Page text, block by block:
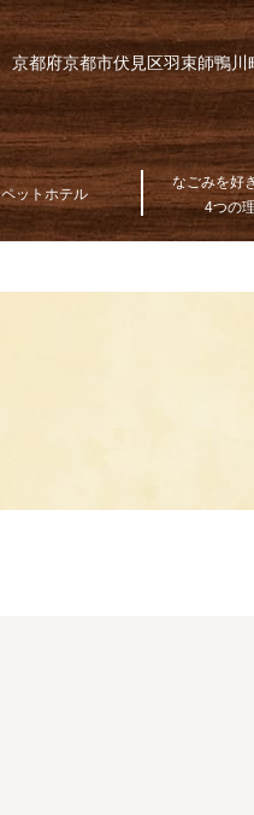
京都府京都市伏見区羽束師鴨川
ペットホテル
なごみを好
4つの